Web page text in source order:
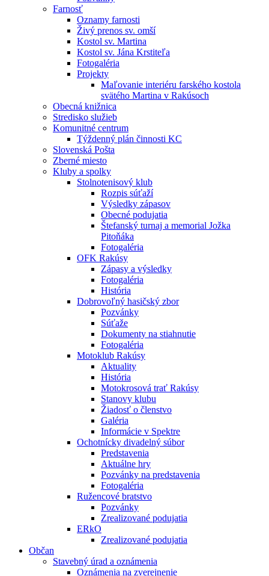
Farnosť
Oznamy farnosti
Živý prenos sv. omší
Kostol sv. Martina
Kostol sv. Jána Krstiteľa
Fotogaléria
Projekty
Maľovanie interiéru farského kostola
svätého Martina v Rakúsoch
Obecná knižnica
Stredisko služieb
Komunitné centrum
Týždenný plán činnosti KC
Slovenská Pošta
Zberné miesto
Kluby a spolky
Stolnotenisový klub
Rozpis súťaží
Výsledky zápasov
Obecné podujatia
Štefanský turnaj a memorial Jožka
Pitoňáka
Fotogaléria
OFK Rakúsy
Zápasy a výsledky
Fotogaléria
História
Dobrovoľný hasičský zbor
Pozvánky
Súťaže
Dokumenty na stiahnutie
Fotogaléria
Motoklub Rakúsy
Aktuality
História
Motokrosová trať Rakúsy
Stanovy klubu
Žiadosť o členstvo
Galéria
Informácie v Spektre
Ochotnícky divadelný súbor
Predstavenia
Aktuálne hry
Pozvánky na predstavenia
Fotogaléria
Ružencové bratstvo
Pozvánky
Zrealizované podujatia
ERkO
Zrealizované podujatia
Občan
Stavebný úrad a oznámenia
Oznámenia na zverejnenie